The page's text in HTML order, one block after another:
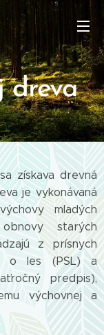
dreva
získava drevná
je vykonávaná
mladých
starých
z prísnych
o les (PSL) a
predpis),
výchovnej a